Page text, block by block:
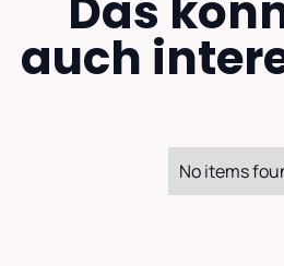
auch
No items